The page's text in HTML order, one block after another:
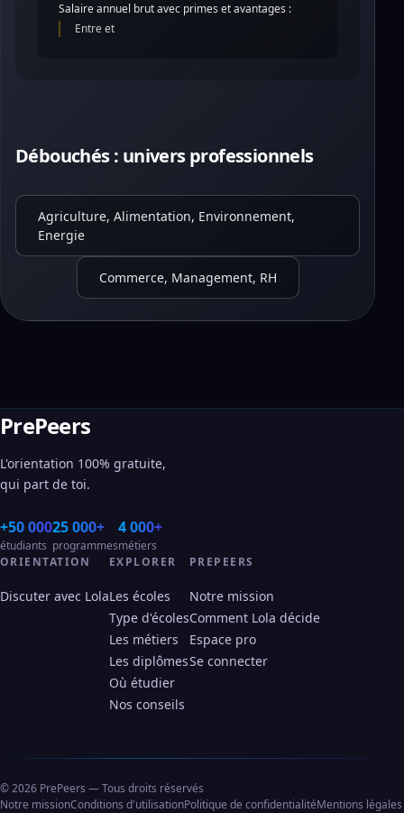
Salaire annuel brut avec primes et avantages :
Entre et
Débouchés : univers professionnels
Agriculture, Alimentation, Environnement,
Energie
Commerce, Management, RH
PrePeers
L'orientation 100% gratuite,
qui part de toi.
+50 000
étudiants
25 000+
programmes
4 000+
métiers
ORIENTATION
Discuter avec Lola
EXPLORER
Les écoles
Type d'écoles
Les métiers
Les diplômes
Où étudier
Nos conseils
PREPEERS
Notre mission
Comment Lola décide
Espace pro
Se connecter
© 2026 PrePeers — Tous droits réservés
Notre missionConditions d'utilisationPolitique de confidentialitéMentions légales